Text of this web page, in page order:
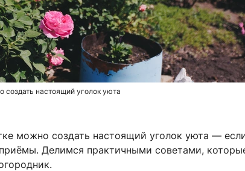
настоящий уголок уюта
можно создать настоящий уголок уюта —
Делимся практичными советами,